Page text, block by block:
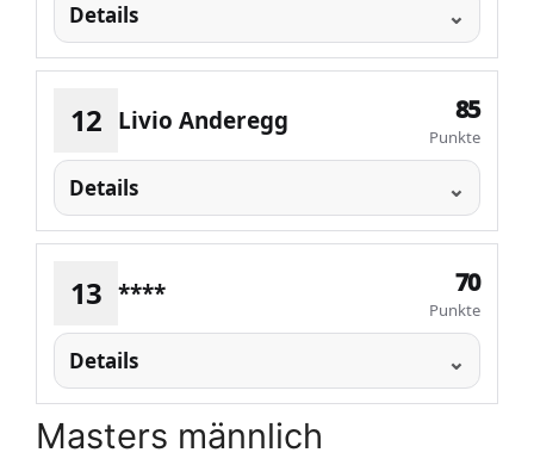
Details
12 Livio Anderegg 85
Punkte
Details
13 **** 70
Punkte
Details
Masters männlich